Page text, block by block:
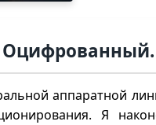
Оцифрованный.
аппаратной
Я